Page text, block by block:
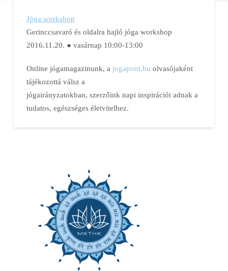
Jóga workshop
Gerinccsavaró és oldalra hajló jóga workshop
2016.11.20. ● vasárnap 10:00-13:00
Online jógamagazinunk, a jogapont.hu olvasójaként
tájékozottá válsz a
jógairányzatokban, szerzőink napi inspirációt adnak a
tudatos, egészséges életvitelhez.